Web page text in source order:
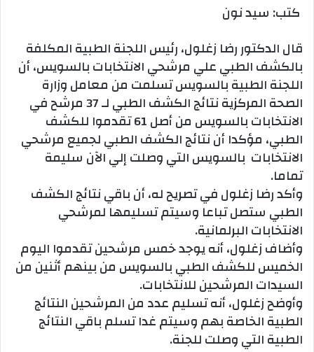
كتب: سيد نون
قال الدكتور رضا زغلول، رئيس اللجنة الطبية المكلفة
بالكشف الطبي علي مرشحي الانتخابات بالسويس، أن
اللجنة الطبية بالسويس تسلمت من معامل وزارة
الصحة المركزية نتائج الكشف الطبي لـ 37 مرشح في
الانتخابات بالسويس من أصل 61 تقدموا للكشف
الطبي، مؤكدا أن نتائج الكشف الطبي لجميع مرشحي
الانتخابات بالسويس التي وصلت إلي الآن سليمة
تماما.
وأكد رضا زغلول في تصريح له، أن باقي نتائج الكشف
الطبي ستصل تباعا وسيتم تسليمها لمرشحي
الانتخابات البرلمانية.
وأضاف زغلول، أنه يوجد خمس مرشحين تقدموا اليوم
الخميس للكشف الطبي بالسويس من بينهم أثنين من
السيدات المرشحين للانتخابات.
وأوضح زغلول، أنه تسليم عدد من المرشحين النتائج
الطبية الخاصة بهم وسيتم غدا تسلم باقي النتائج
الطبية التي وصلت للجنة.